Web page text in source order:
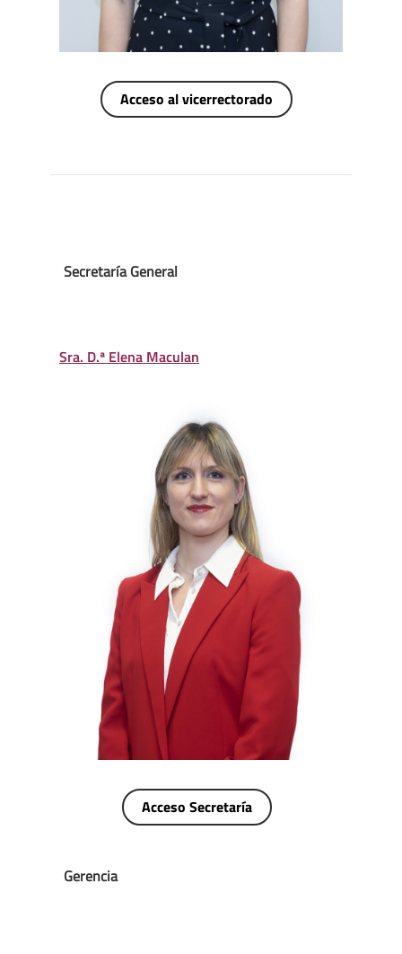
Acceso al vicerrectorado
Secretaría General
Sra. D.ª Elena Maculan
Acceso Secretaría
Gerencia